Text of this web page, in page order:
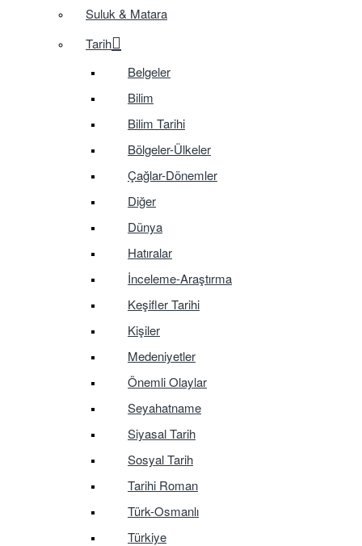
Suluk & Matara
Tarih
Belgeler
Bilim
Bilim Tarihi
Bölgeler-Ülkeler
Çağlar-Dönemler
Diğer
Dünya
Hatıralar
İnceleme-Araştırma
Keşifler Tarihi
Kişiler
Medeniyetler
Önemli Olaylar
Seyahatname
Siyasal Tarih
Sosyal Tarih
Tarihi Roman
Türk-Osmanlı
Türkiye